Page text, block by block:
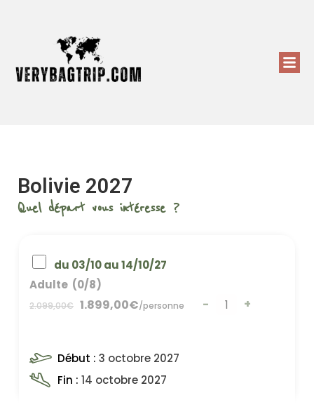
Bolivie 2027
Quel départ vous intéresse ?
du 03/10 au 14/10/27
Adulte (0/8)
2.099,00€ 1.899,00€/personne - +
Début : 3 octobre 2027
Fin : 14 octobre 2027